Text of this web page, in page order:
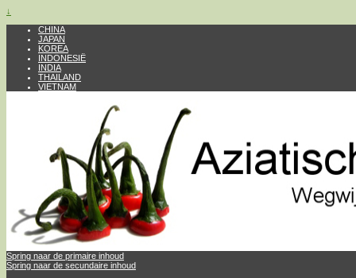
↓
CHINA
JAPAN
KOREA
INDONESIË
INDIA
THAILAND
VIETNAM
Spring naar de primaire inhoud
Spring naar de secundaire inhoud